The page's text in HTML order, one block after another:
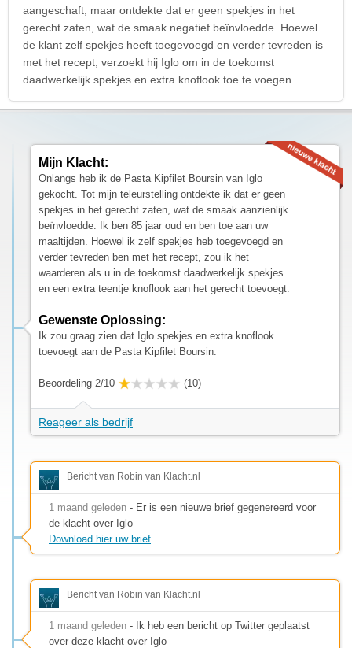
aangeschaft, maar ontdekte dat er geen spekjes in het
gerecht zaten, wat de smaak negatief beïnvloedde. Hoewel
de klant zelf spekjes heeft toegevoegd en verder tevreden is
met het recept, verzoekt hij Iglo om in de toekomst
daadwerkelijk spekjes en extra knoflook toe te voegen.
Mijn Klacht:
Onlangs heb ik de Pasta Kipfilet Boursin van Iglo
gekocht. Tot mijn teleurstelling ontdekte ik dat er geen
spekjes in het gerecht zaten, wat de smaak aanzienlijk
beïnvloedde. Ik ben 85 jaar oud en ben toe aan uw
maaltijden. Hoewel ik zelf spekjes heb toegevoegd en
verder tevreden ben met het recept, zou ik het
waarderen als u in de toekomst daadwerkelijk spekjes
en een extra teentje knoflook aan het gerecht toevoegt.
Gewenste Oplossing:
Ik zou graag zien dat Iglo spekjes en extra knoflook
toevoegt aan de Pasta Kipfilet Boursin.
Beoordeling 2/10 (10)
Reageer als bedrijf
Bericht van Robin van Klacht.nl
1 maand geleden - Er is een nieuwe brief gegenereerd voor
de klacht over Iglo
Download hier uw brief
Bericht van Robin van Klacht.nl
1 maand geleden - Ik heb een bericht op Twitter geplaatst
over deze klacht over Iglo